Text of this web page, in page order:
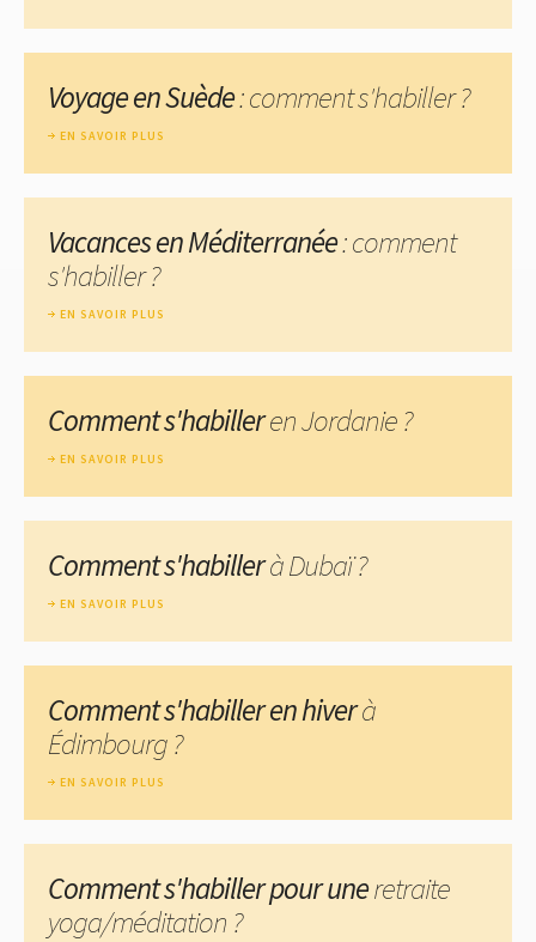
Voyage en Suède: comment s'habiller ?
EN SAVOIR PLUS
Vacances en Méditerranée: comment
s'habiller ?
EN SAVOIR PLUS
Comment s'habilleren Jordanie ?
EN SAVOIR PLUS
Comment s'habillerà Dubaï ?
EN SAVOIR PLUS
Comment s'habiller en hiverà
Édimbourg ?
EN SAVOIR PLUS
Comment s'habiller pour uneretraite
yoga/méditation ?